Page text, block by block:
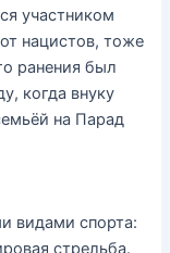
участником
нацистов, тоже
ранения был
когда внуку
на Парад
видами спорта:
стрельба.